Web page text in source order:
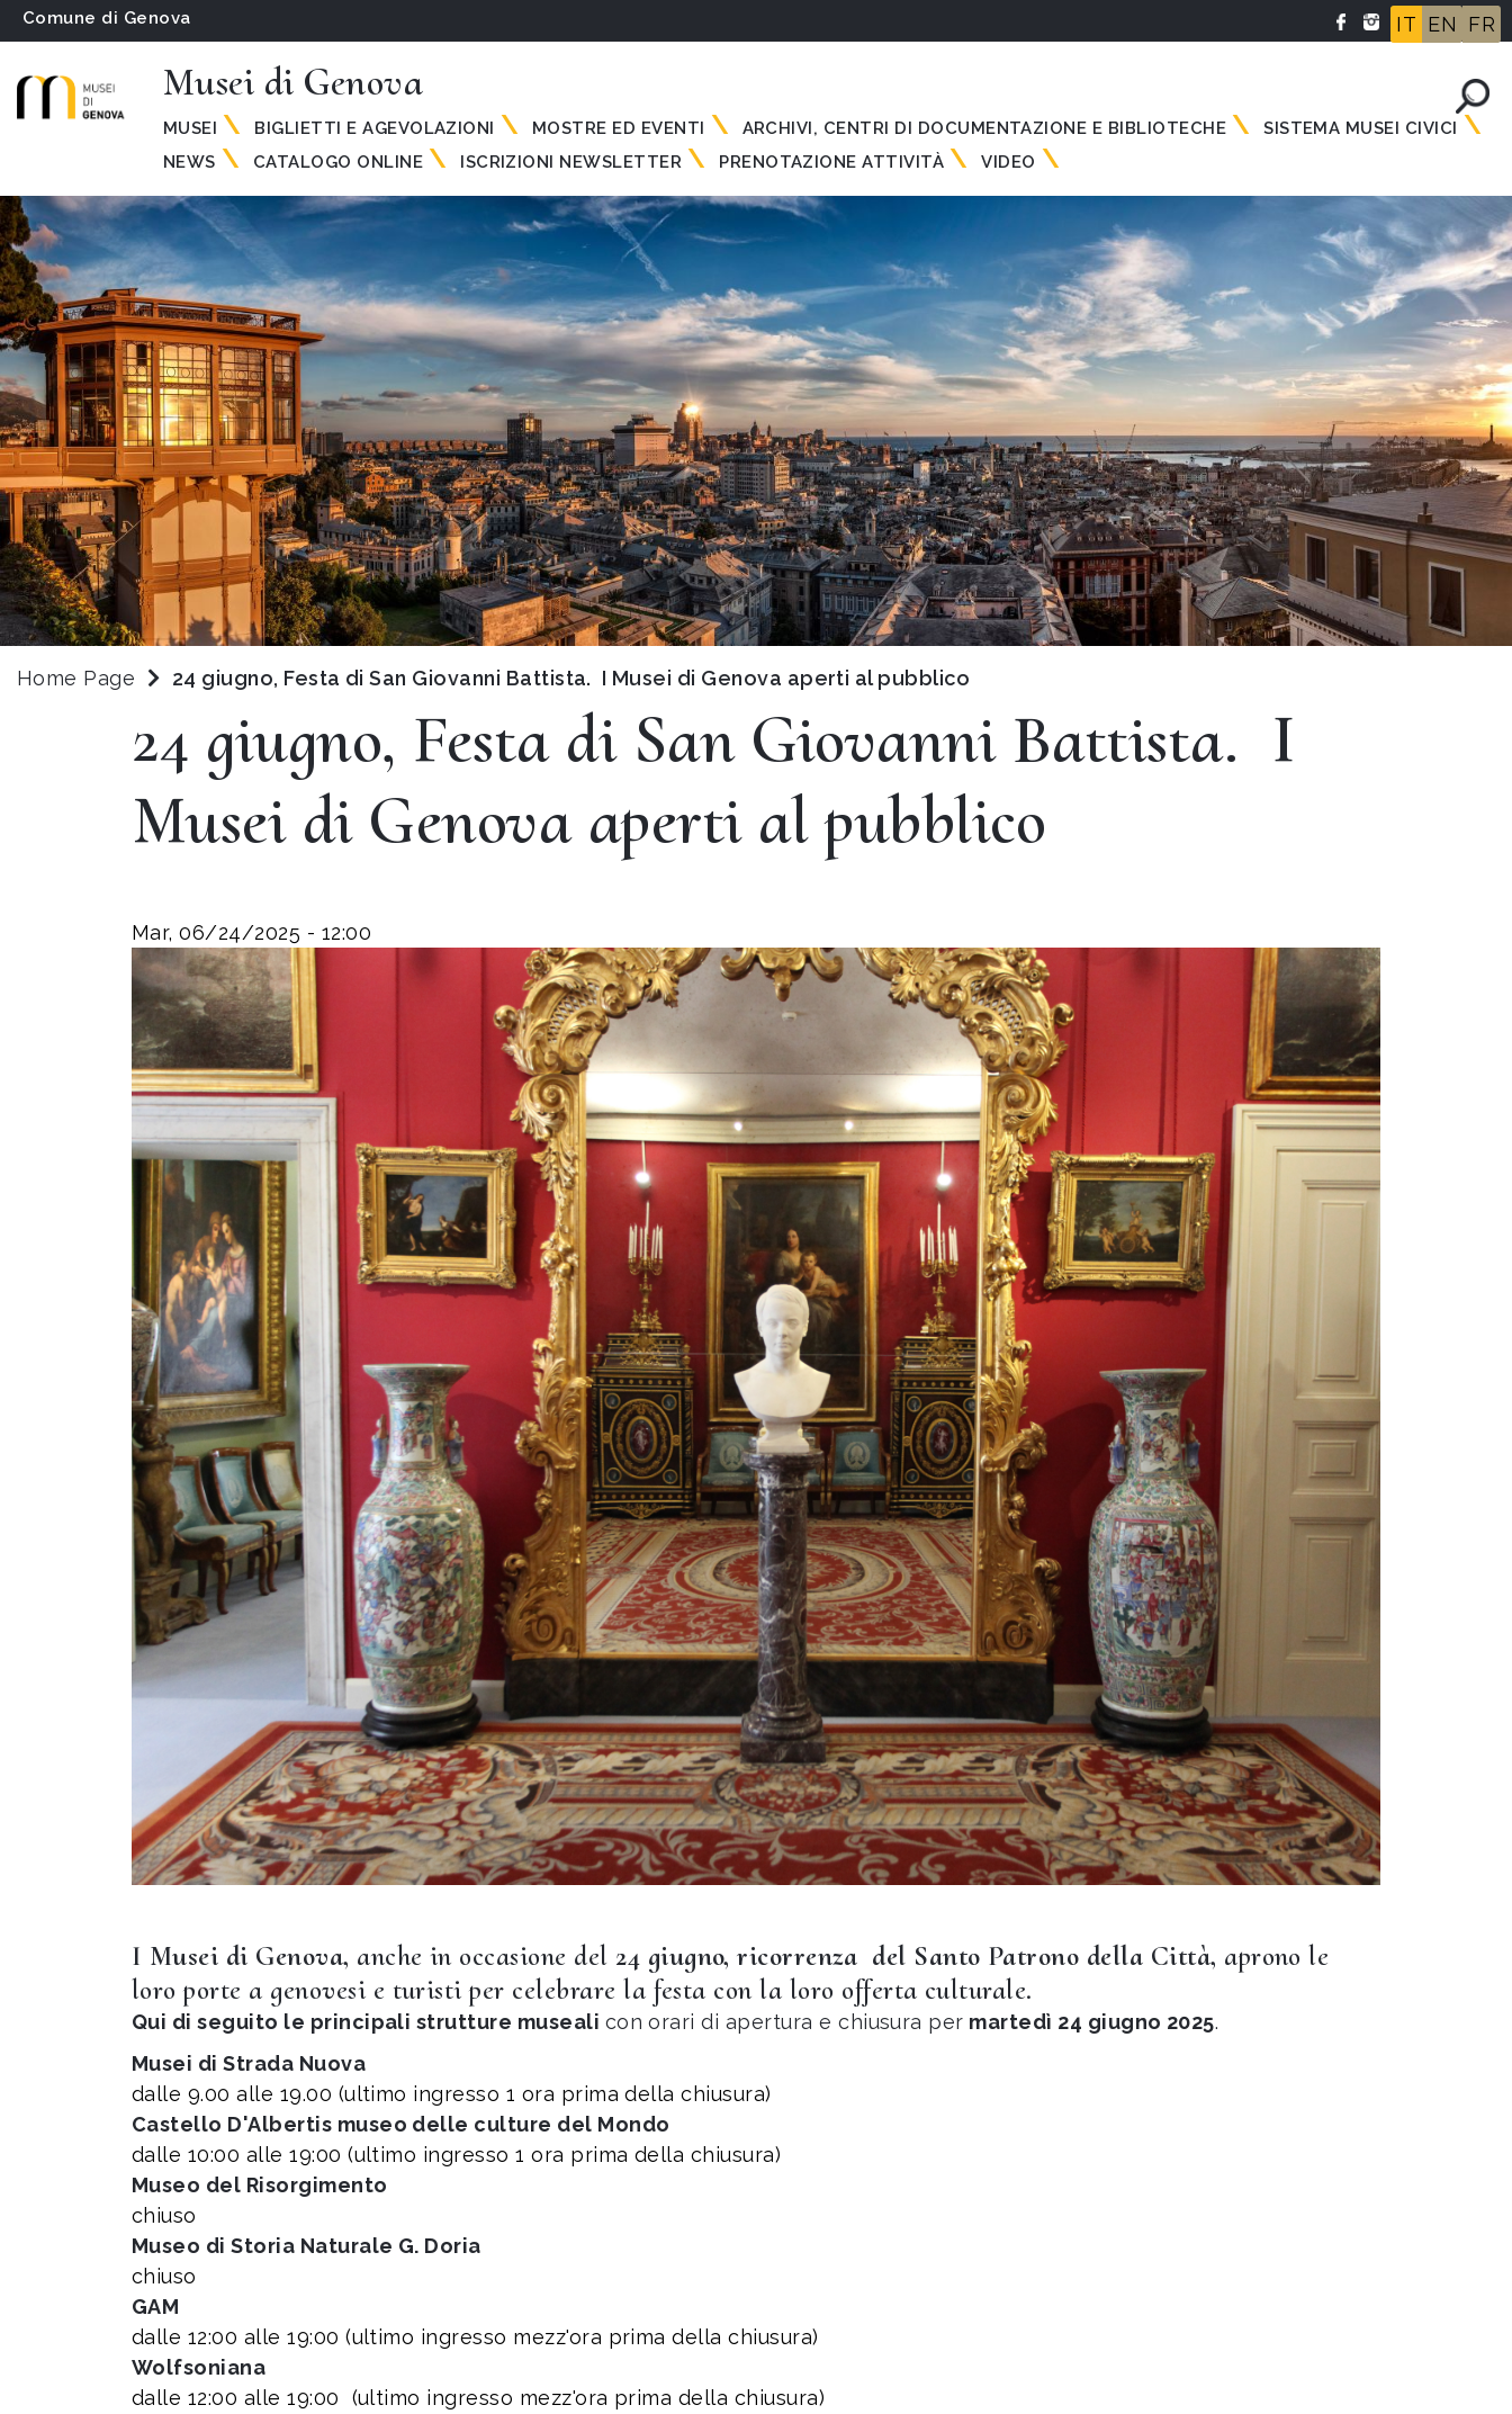
Comune di Genova IT EN FR
Musei di Genova
MUSEI BIGLIETTI E AGEVOLAZIONI MOSTRE ED EVENTI ARCHIVI, CENTRI DI DOCUMENTAZIONE E BIBLIOTECHE
SISTEMA MUSEI CIVICI
NEWS
CATALOGO ONLINE ISCRIZIONI NEWSLETTER PRENOTAZIONE ATTIVITÀ VIDEO
Home Page 24 giugno, Festa di San Giovanni Battista. I Musei di Genova aperti al pubblico
24 giugno, Festa di San Giovanni Battista. I
Musei di Genova aperti al pubblico
Mar, 06/24/2025 - 12:00
I Musei di Genova, anche in occasione del 24 giugno, ricorrenza del Santo Patrono della Città, aprono le
loro porte a genovesi e turisti per celebrare la festa con la loro offerta culturale.
Qui di seguito le principali strutture museali con orari di apertura e chiusura per martedì 24 giugno 2025.
Musei di Strada Nuova
dalle 9.00 alle 19.00 (ultimo ingresso 1 ora prima della chiusura)
Castello D'Albertis museo delle culture del Mondo
dalle 10:00 alle 19:00 (ultimo ingresso 1 ora prima della chiusura)
Museo del Risorgimento
chiuso
Museo di Storia Naturale G. Doria
chiuso
GAM
dalle 12:00 alle 19:00 (ultimo ingresso mezz'ora prima della chiusura)
Wolfsoniana
dalle 12:00 alle 19:00 (ultimo ingresso mezz'ora prima della chiusura)